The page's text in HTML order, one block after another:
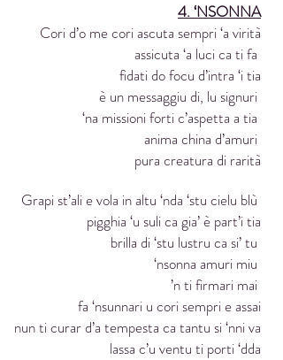
4. ‘NSONNA
Cori d’o me cori ascuta sempri ‘a virità
assicuta ‘a luci ca ti fa
fidati do focu d’intra ‘i tia
è un messaggiu di, lu signuri
‘na missioni forti c’aspetta a tia
anima china d’amuri
pura creatura di rarità
Grapi st’ali e vola in altu ‘nda ‘stu cielu blù
pigghia ‘u suli ca gia’ è part’i tia
brilla di ‘stu lustru ca si’ tu
‘nsonna amuri miu
’n ti firmari mai
fa ‘nsunnari u cori sempri e assai
nun ti curar d’a tempesta ca tantu si ‘nni va
lassa c’u ventu ti porti ‘dda